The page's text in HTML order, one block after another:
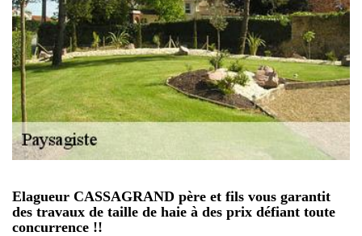
Elagueur CASSAGRAND père et fils vous garantit
des travaux de taille de haie à des prix défiant toute
concurrence !!